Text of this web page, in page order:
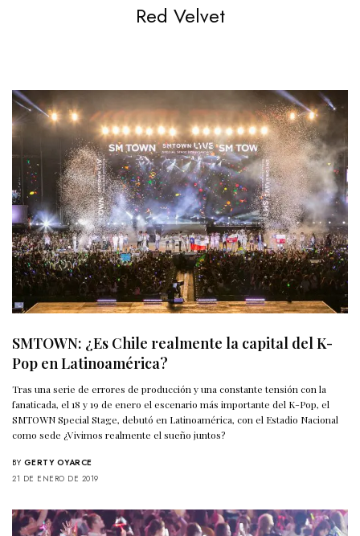
Red Velvet
SMTOWN: ¿Es Chile realmente la capital del K-
Pop en Latinoamérica?
Tras una serie de errores de producción y una constante tensión con la
fanaticada, el 18 y 19 de enero el escenario más importante del K-Pop, el
SMTOWN Special Stage, debutó en Latinoamérica, con el Estadio Nacional
como sede ¿Vivimos realmente el sueño juntos?
BY GERTY OYARCE
21 DE ENERO DE 2019